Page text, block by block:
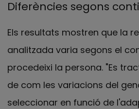
Diferències segons
Els resultats mostren que la
analitzada varia segons el
procedeixi la persona. "Es
de com les variacions del
seleccionar en funció de